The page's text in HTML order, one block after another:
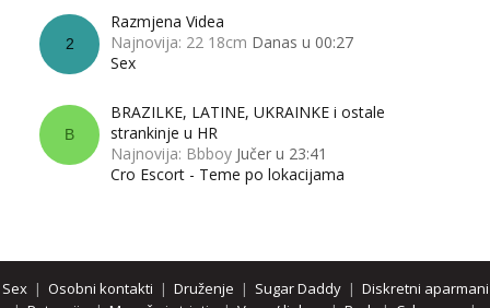
2
Razmjena Videa
Najnovija: 22 18cm Danas u 00:27
Sex
B
BRAZILKE, LATINE, UKRAINKE i ostale
strankinje u HR
Najnovija: Bbboy Jučer u 23:41
Cro Escort - Teme po lokacijama
Sex| Osobni kontakti | Druženje | Sugar Daddy| Diskretni aparmani